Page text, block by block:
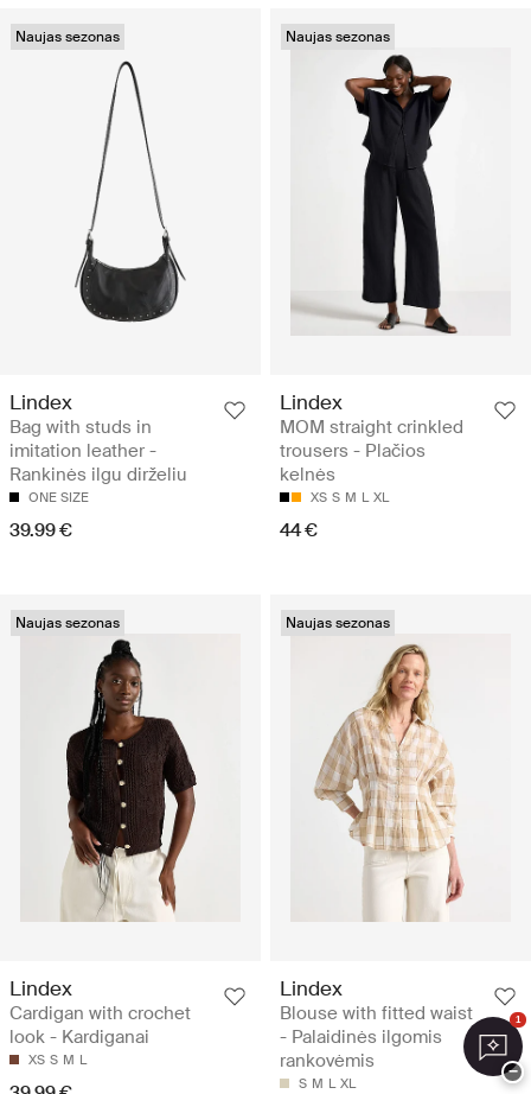
Naujas sezonas
Lindex
Bag with studs in
imitation leather -
Rankinės ilgu dirželiu
ONE SIZE
39.99 €
Naujas sezonas
Lindex
MOM straight crinkled
trousers - Plačios
kelnės
XS S M L XL
44 €
Naujas sezonas
Lindex
Cardigan with crochet
look - Kardiganai
XS S M L
Naujas sezonas
Lindex
Blouse with fitted waist
- Palaidinės ilgomis
rankovėmis
S M L XL
1
−